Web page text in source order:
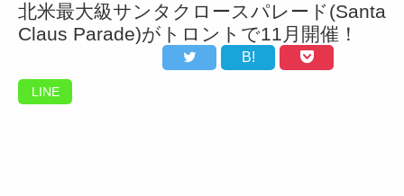
北米最大級サンタクロースパレード(Santa
Claus Parade)がトロントで11月開催！
B!
LINE